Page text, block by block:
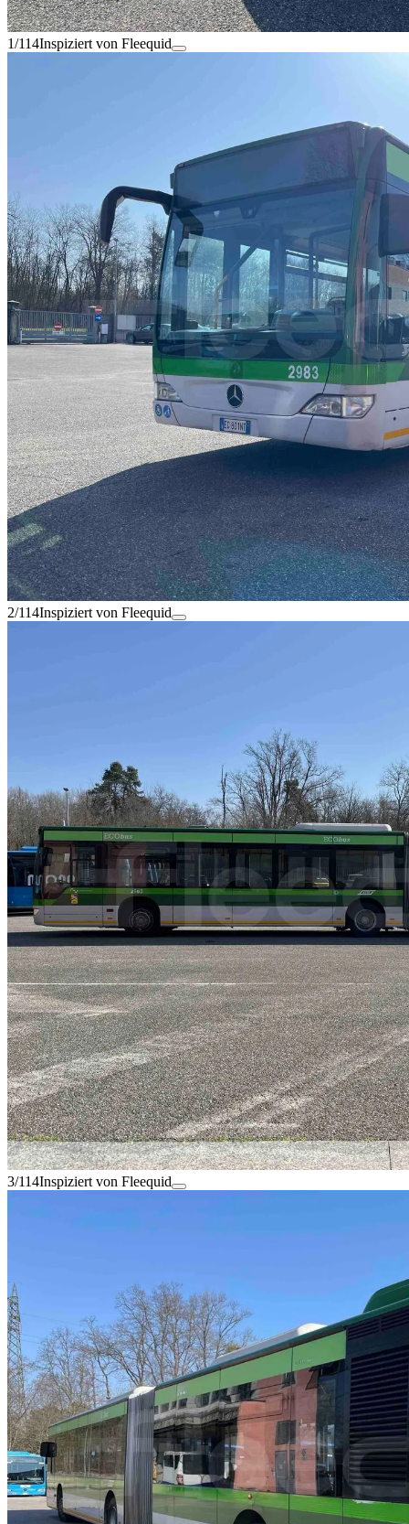
1/114Inspiziert von Fleequid
2/114Inspiziert von Fleequid
3/114Inspiziert von Fleequid